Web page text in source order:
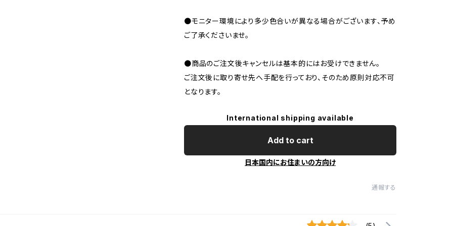
●モニター環境により多少色合いが異なる場合がございます、予め
ご了承くださいませ。
●商品のご注文後キャンセルは基本的にはお受けできません。
ご注文後に取り寄せ先へ手配を行っており、そのため原則対応不可
となります。
International shipping available
Add to cart
日本国内にお住まいの方向け
通報する